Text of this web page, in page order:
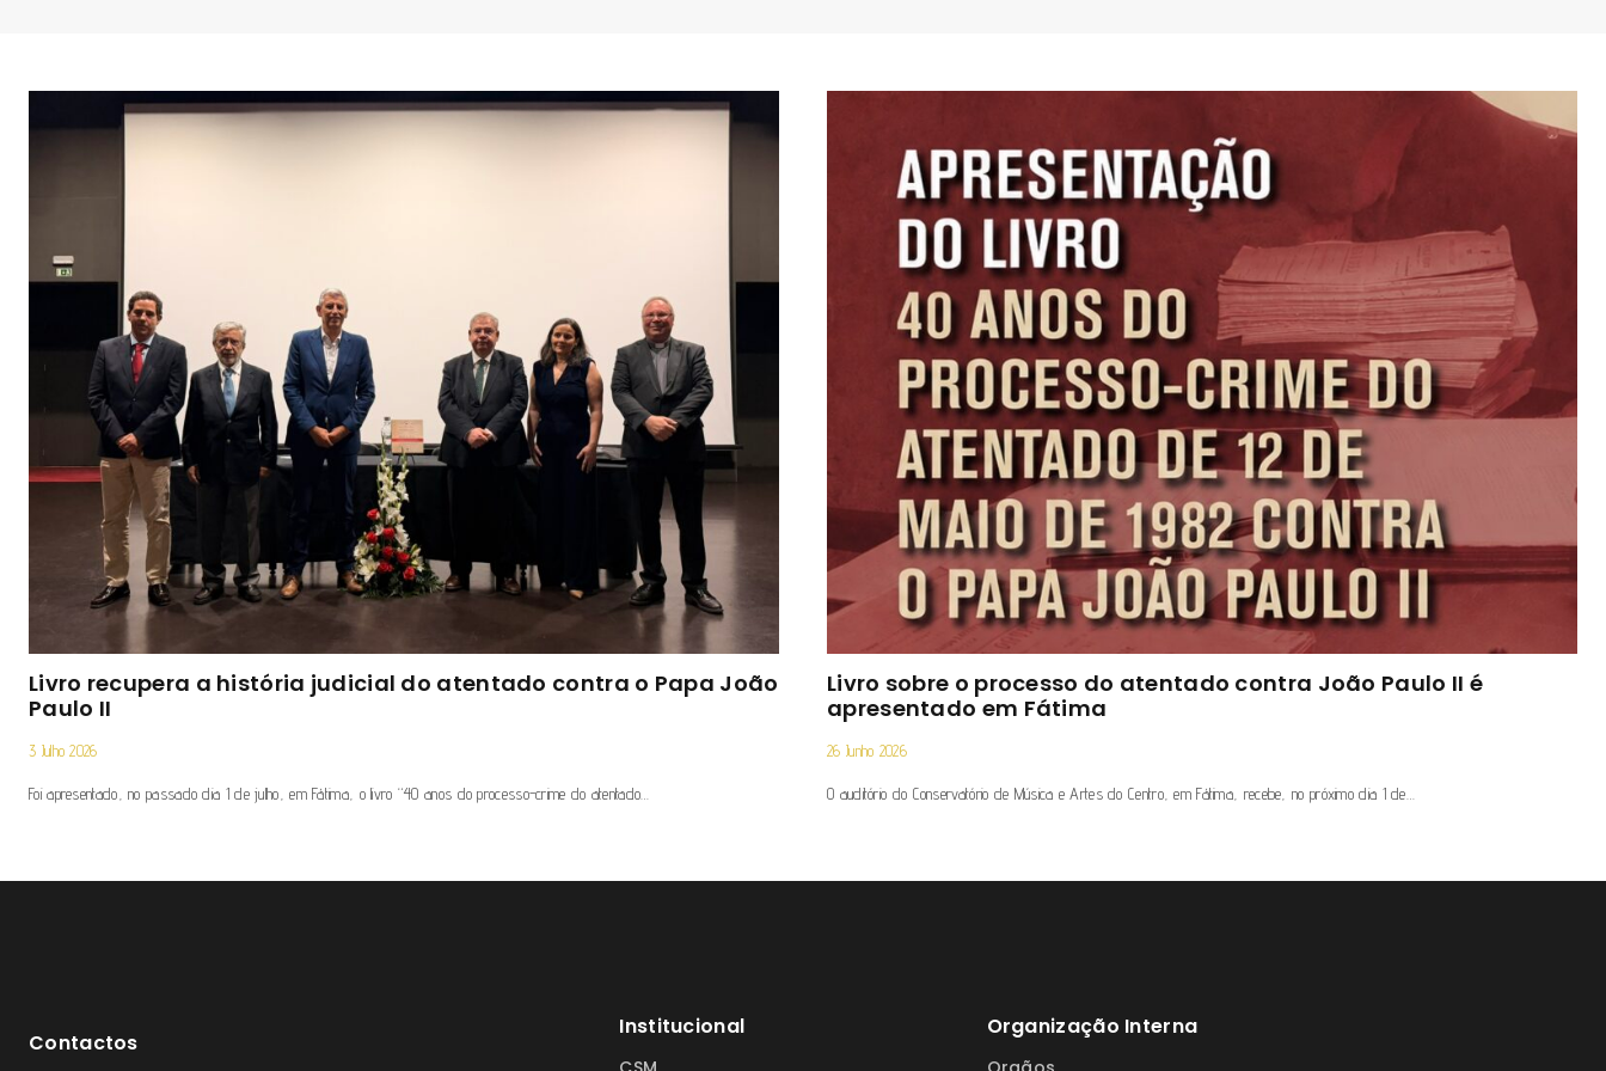
Livro recupera a história judicial do atentado contra o Papa João
Paulo II
3 Julho 2026
Foi apresentado, no passado dia 1 de julho, em Fátima, o livro “40 anos do processo-crime do atentado…
Livro sobre o processo do atentado contra João Paulo II é
apresentado em Fátima
26 Junho 2026
O auditório do Conservatório de Música e Artes do Centro, em Fátima, recebe, no próximo dia 1 de…
Contactos
Institucional Organização Interna